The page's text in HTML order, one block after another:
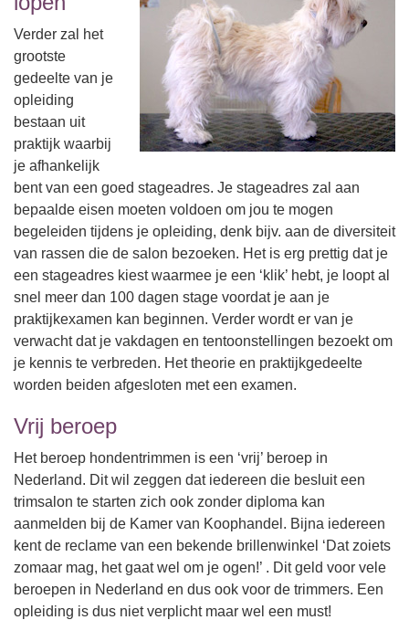
Verder zal het
grootste
gedeelte van je
opleiding
bestaan uit
praktijk waarbij
je afhankelijk
bent van een goed stageadres. Je stageadres zal aan
bepaalde eisen moeten voldoen om jou te mogen
begeleiden tijdens je opleiding, denk bijv. aan de diversiteit
van rassen die de salon bezoeken. Het is erg prettig dat je
een stageadres kiest waarmee je een ‘klik’ hebt, je loopt al
snel meer dan 100 dagen stage voordat je aan je
praktijkexamen kan beginnen. Verder wordt er van je
verwacht dat je vakdagen en tentoonstellingen bezoekt om
je kennis te verbreden. Het theorie en praktijkgedeelte
worden beiden afgesloten met een examen.
Vrij beroep
Het beroep hondentrimmen is een ‘vrij’ beroep in
Nederland. Dit wil zeggen dat iedereen die besluit een
trimsalon te starten zich ook zonder diploma kan
aanmelden bij de Kamer van Koophandel. Bijna iedereen
kent de reclame van een bekende brillenwinkel ‘Dat zoiets
zomaar mag, het gaat wel om je ogen!’ . Dit geld voor vele
beroepen in Nederland en dus ook voor de trimmers. Een
opleiding is dus niet verplicht maar wel een must!